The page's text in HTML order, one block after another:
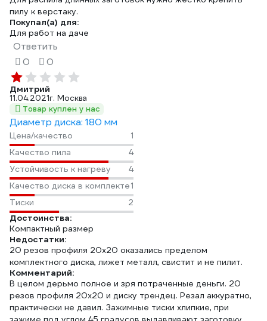
пилу к верстаку.
Покупал(а) для:
Для работ на даче
Ответить
0
0
Дмитрий
11.04.2021г. Москва
Товар куплен у нас
Диаметр диска: 180 мм
Цена/качество
1
Качество пила
4
Устойчивость к нагреву
4
Качество диска в комплекте1
Тиски
2
Достоинства:
Компактный размер
Недостатки:
20 резов профиля 20х20 оказались пределом
комплектного диска, лижет металл, свистит и не пилит.
Комментарий:
В целом дерьмо полное и зря потраченные деньги. 20
резов профиля 20х20 и диску трендец. Резал аккуратно,
практически не давил. Зажимные тиски хлипкие, при